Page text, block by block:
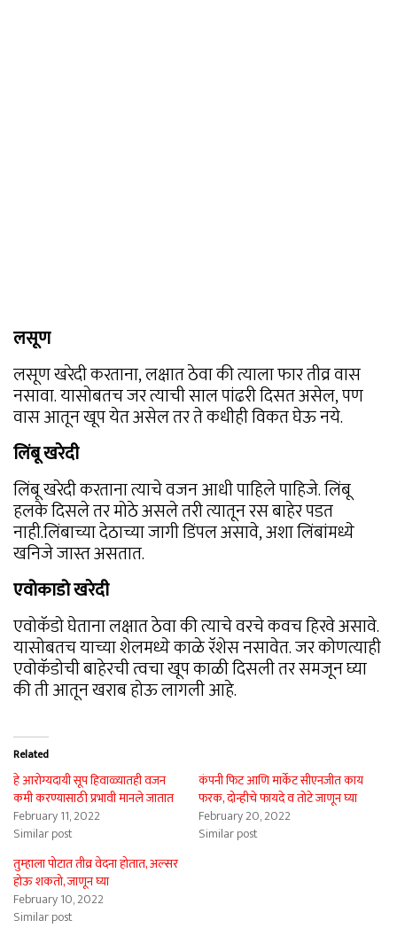
लसूण
लसूण खरेदी करताना, लक्षात ठेवा की त्याला फार तीव्र वास
नसावा. यासोबतच जर त्याची साल पांढरी दिसत असेल, पण
वास आतून खूप येत असेल तर ते कधीही विकत घेऊ नये.
लिंबू खरेदी
लिंबू खरेदी करताना त्याचे वजन आधी पाहिले पाहिजे. लिंबू
हलके दिसले तर मोठे असले तरी त्यातून रस बाहेर पडत
नाही.लिंबाच्या देठाच्या जागी डिंपल असावे, अशा लिंबांमध्ये
खनिजे जास्त असतात.
एवोकाडो खरेदी
एवोकॅडो घेताना लक्षात ठेवा की त्याचे वरचे कवच हिरवे असावे.
यासोबतच याच्या शेलमध्ये काळे रॅशेस नसावेत. जर कोणत्याही
एवोकॅडोची बाहेरची त्वचा खूप काळी दिसली तर समजून घ्या
की ती आतून खराब होऊ लागली आहे.
Related
हे आरोग्यदायी सूप हिवाळ्यातही वजन
कमी करण्यासाठी प्रभावी मानले जातात
February 11, 2022
Similar post
कंपनी फिट आणि मार्केट सीएनजीत काय
फरक, दोन्हीचे फायदे व तोटे जाणून घ्या
February 20, 2022
Similar post
तुम्हाला पोटात तीव्र वेदना होतात, अल्सर
होऊ शकतो, जाणून घ्या
February 10, 2022
Similar post